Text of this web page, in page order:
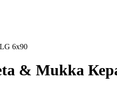
6x90
& Mukka